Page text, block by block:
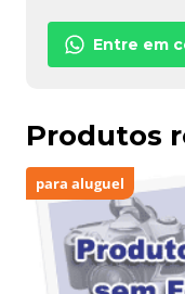
Entre em
Produtos
para aluguel